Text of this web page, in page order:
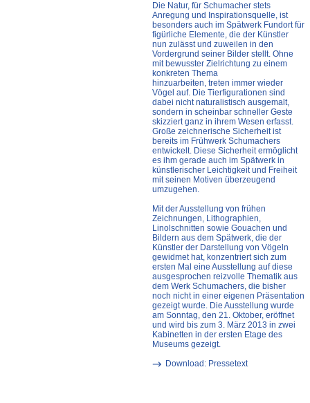
Die Natur, für Schumacher stets
Anregung und Inspirationsquelle, ist
besonders auch im Spätwerk Fundort für
figürliche Elemente, die der Künstler
nun zulässt und zuweilen in den
Vordergrund seiner Bilder stellt. Ohne
mit bewusster Zielrichtung zu einem
konkreten Thema
hinzuarbeiten, treten immer wieder
Vögel auf. Die Tierfigurationen sind
dabei nicht naturalistisch ausgemalt,
sondern in scheinbar schneller Geste
skizziert ganz in ihrem Wesen erfasst.
Große zeichnerische Sicherheit ist
bereits im Frühwerk Schumachers
entwickelt. Diese Sicherheit ermöglicht
es ihm gerade auch im Spätwerk in
künstlerischer Leichtigkeit und Freiheit
mit seinen Motiven überzeugend
umzugehen.
Mit der Ausstellung von frühen
Zeichnungen, Lithographien,
Linolschnitten sowie Gouachen und
Bildern aus dem Spätwerk, die der
Künstler der Darstellung von Vögeln
gewidmet hat, konzentriert sich zum
ersten Mal eine Ausstellung auf diese
ausgesprochen reizvolle Thematik aus
dem Werk Schumachers, die bisher
noch nicht in einer eigenen Präsentation
gezeigt wurde. Die Ausstellung wurde
am Sonntag, den 21. Oktober, eröffnet
und wird bis zum 3. März 2013 in zwei
Kabinetten in der ersten Etage des
Museums gezeigt.
Download: Pressetext